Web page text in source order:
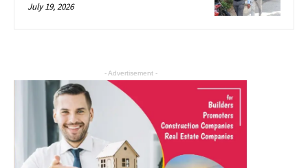
July 19, 2026
- Advertisement -